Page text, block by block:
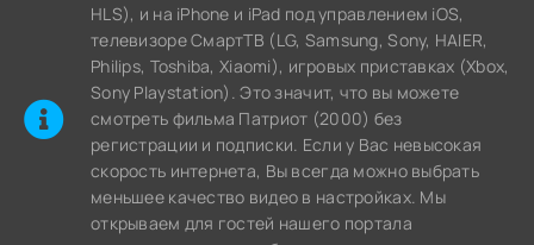
HLS), и на iPhone и iPad под управлением iOS,
телевизоре СмартТВ (LG, Samsung, Sony, HAIER,
Philips, Toshiba, Xiaomi), игровых приставках (Xbox,
Sony Playstation). Это значит, что вы можете
cмотреть фильма Патриот (2000) без
регистрации и подписки. Если у Вас невысокая
скорость интернета, Вы всегда можно выбрать
меньшее качество видео в настройках. Мы
открываем для гостей нашего портала